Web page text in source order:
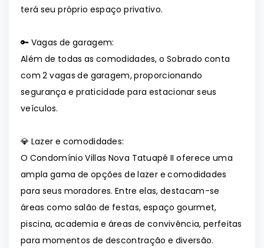
terá seu próprio espaço privativo.
🔑 Vagas de garagem:
Além de todas as comodidades, o Sobrado conta
com 2 vagas de garagem, proporcionando
segurança e praticidade para estacionar seus
veículos.
💎 Lazer e comodidades:
O Condomínio Villas Nova Tatuapé II oferece uma
ampla gama de opções de lazer e comodidades
para seus moradores. Entre elas, destacam-se
áreas como salão de festas, espaço gourmet,
piscina, academia e áreas de convivência, perfeitas
para momentos de descontração e diversão.